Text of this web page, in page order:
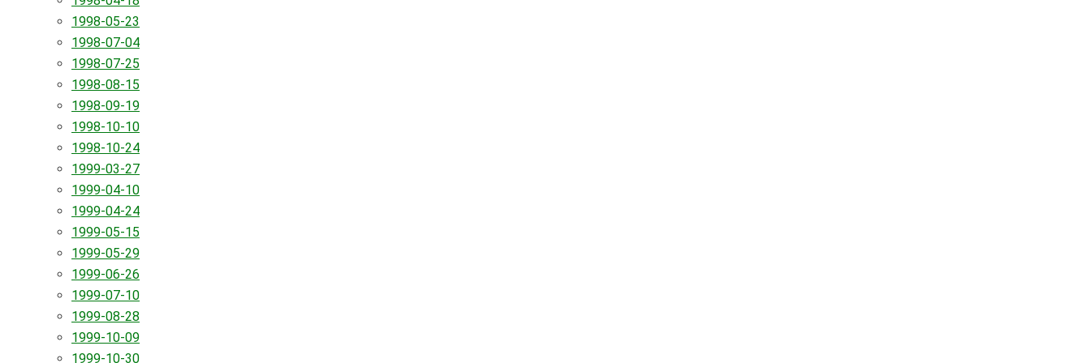
1998-05-23
1998-07-04
1998-07-25
1998-08-15
1998-09-19
1998-10-10
1998-10-24
1999-03-27
1999-04-10
1999-04-24
1999-05-15
1999-05-29
1999-06-26
1999-07-10
1999-08-28
1999-10-09
1999-10-30